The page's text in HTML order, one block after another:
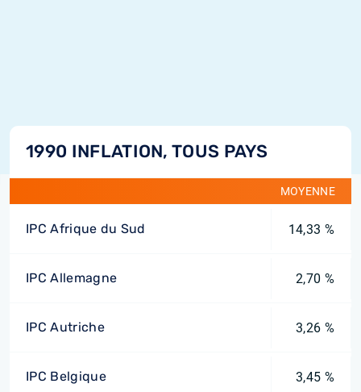
1990 INFLATION, TOUS PAYS
MOYENNE
IPC Afrique du Sud 14,33 %
IPC Allemagne 2,70 %
IPC Autriche 3,26 %
IPC Belgique 3,45 %